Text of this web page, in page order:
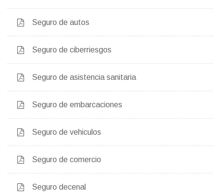
Seguro de autos
Seguro de ciberriesgos
Seguro de asistencia sanitaria
Seguro de embarcaciones
Seguro de vehiculos
Seguro de comercio
Seguro decenal